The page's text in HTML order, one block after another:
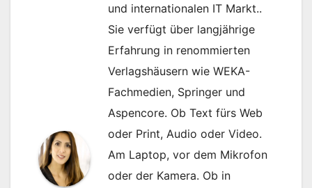
und internationalen IT Markt..
Sie verfügt über langjährige
Erfahrung in renommierten
Verlagshäusern wie WEKA-
Fachmedien, Springer und
Aspencore. Ob Text fürs Web
oder Print, Audio oder Video.
Am Laptop, vor dem Mikrofon
oder der Kamera. Ob in